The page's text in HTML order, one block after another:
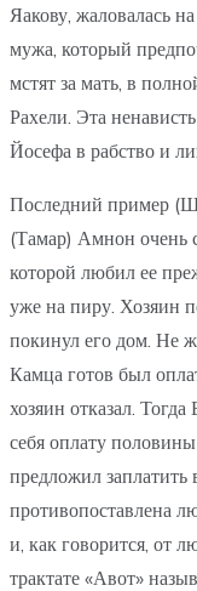
Яакову, жаловалась
мужа, который
мстят за мать, в
Рахели. Эта
Йосефа в рабство и
Последний пример
(Тамар) Амнон очень
которой любил ее
уже на пиру. Хозяин
покинул его дом. Не
Камца готов был
хозяин отказал. Тогда
себя оплату
предложил заплатить
противопоставлена
и, как говорится, от
трактате «Авот»